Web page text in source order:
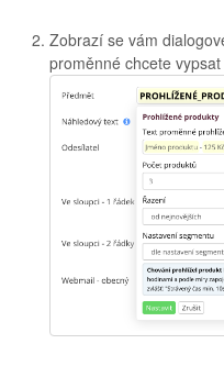
Zobrazí se vám
proměnné chcete